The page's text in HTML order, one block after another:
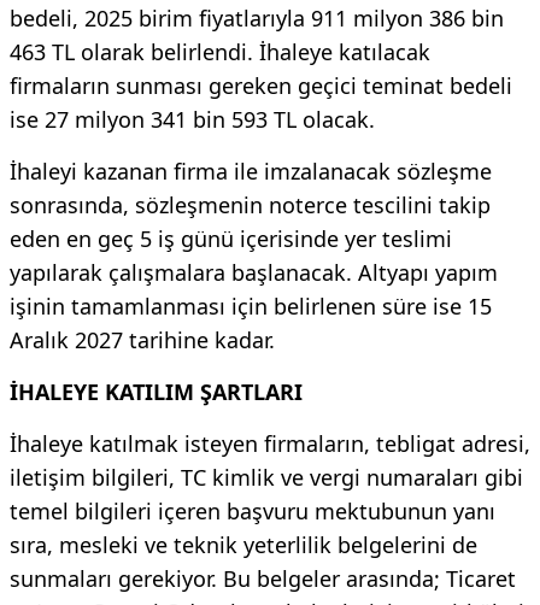
bedeli, 2025 birim fiyatlarıyla 911 milyon 386 bin
463 TL olarak belirlendi. İhaleye katılacak
firmaların sunması gereken geçici teminat bedeli
ise 27 milyon 341 bin 593 TL olacak.
İhaleyi kazanan firma ile imzalanacak sözleşme
sonrasında, sözleşmenin noterce tescilini takip
eden en geç 5 iş günü içerisinde yer teslimi
yapılarak çalışmalara başlanacak. Altyapı yapım
işinin tamamlanması için belirlenen süre ise 15
Aralık 2027 tarihine kadar.
İHALEYE KATILIM ŞARTLARI
İhaleye katılmak isteyen firmaların, tebligat adresi,
iletişim bilgileri, TC kimlik ve vergi numaraları gibi
temel bilgileri içeren başvuru mektubunun yanı
sıra, mesleki ve teknik yeterlilik belgelerini de
sunmaları gerekiyor. Bu belgeler arasında; Ticaret